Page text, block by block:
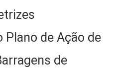
Plano de Ação de
de